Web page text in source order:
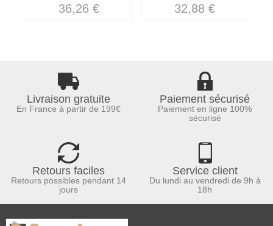
36,26 € 32,88 €
Livraison gratuite
En France à partir de 199€
Paiement sécurisé
Paiement en ligne 100%
sécurisé
Retours faciles
Retours possibles pendant 14
jours
Service client
Du lundi au vendredi de 9h à
18h